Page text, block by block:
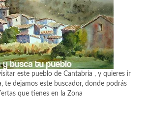
este pueblo de Cantabria , y quieres ir
te dejamos este buscador, donde podrás
que tienes en la Zona